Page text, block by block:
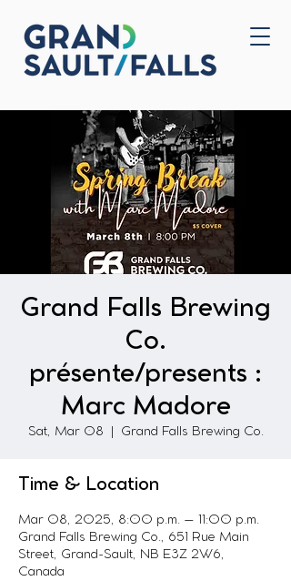
Home
Grand Falls Brewing
Co.
présente/presents :
Marc Madore
Sat, Mar 08 Grand Falls Brewing Co.
Time & Location
Mar 08, 2025, 8:00 p.m. – 11:00 p.m.
Grand Falls Brewing Co., 651 Rue Main
Street, Grand-Sault, NB E3Z 2W6,
Canada